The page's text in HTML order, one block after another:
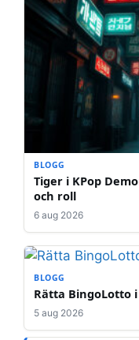
BLOGG
Tiger i KPop
och roll
6 aug 2026
BLOGG
Rätta BingoLotto
5 aug 2026